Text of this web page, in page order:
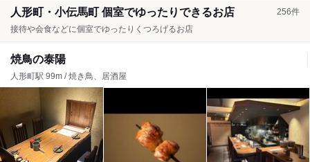
人形町・小伝馬町 個室でゆったりできるお店 256件
接待や会食などに個室でゆったりくつろげるお店
焼鳥の泰陽
人形町駅 99m / 焼き鳥、居酒屋